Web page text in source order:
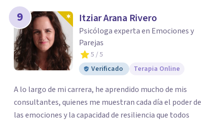
9 Itziar Arana Rivero
Psicóloga experta en Emociones y
Parejas
5 / 5
Verificado
Terapia Online
A lo largo de mi carrera, he aprendido mucho de mis
consultantes, quienes me muestran cada día el poder de
las emociones y la capacidad de resiliencia que todos